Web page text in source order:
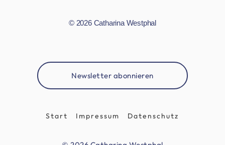
© 2026 Catharina Westphal
Newsletter abonnieren
Start Impressum Datenschutz